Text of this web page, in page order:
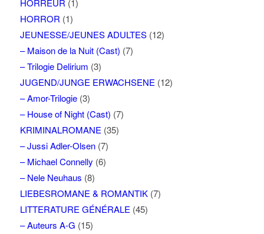
HORREUR (1)
HORROR (1)
JEUNESSE/JEUNES ADULTES(12)
– Maison de la Nuit (Cast) (7)
– Trilogie Delirium (3)
JUGEND/JUNGE ERWACHSENE (12)
– Amor-Trilogie(3)
– House of Night (Cast) (7)
KRIMINALROMANE (35)
– Jussi Adler-Olsen(7)
– Michael Connelly (6)
– Nele Neuhaus (8)
LIEBESROMANE & ROMANTIK(7)
LITTERATURE GÉNÉRALE (45)
– Auteurs A-G (15)